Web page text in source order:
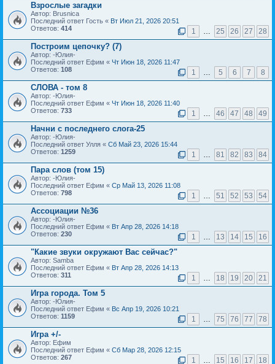
Взрослые загадки
Автор: Brusnica
Последний ответ Гость « Вт Июл 21, 2026 20:51
Ответов: 414 1 … 25 26 27 28
Построим цепочку? (7)
Автор: -Юлия-
Последний ответ Ефим « Чт Июн 18, 2026 11:47
Ответов: 108 1 … 5 6 7 8
СЛОВА - том 8
Автор: -Юлия-
Последний ответ Ефим « Чт Июн 18, 2026 11:40
Ответов: 733 1 … 46 47 48 49
Начни с последнего слога-25
Автор: -Юлия-
Последний ответ Улля « Сб Май 23, 2026 15:44
Ответов: 1259 1 … 81 82 83 84
Пара слов (том 15)
Автор: -Юлия-
Последний ответ Ефим « Ср Май 13, 2026 11:08
Ответов: 798 1 … 51 52 53 54
Ассоциации №36
Автор: -Юлия-
Последний ответ Ефим « Вт Апр 28, 2026 14:18
Ответов: 230 1 … 13 14 15 16
"Какие звуки окружают Вас сейчас?"
Автор: Samba
Последний ответ Ефим « Вт Апр 28, 2026 14:13
Ответов: 311 1 … 18 19 20 21
Игра города. Том 5
Автор: -Юлия-
Последний ответ Ефим « Вс Апр 19, 2026 10:21
Ответов: 1159 1 … 75 76 77 78
Игра +/-
Автор: Ефим
Последний ответ Ефим « Сб Мар 28, 2026 12:15
Ответов: 267 1 … 15 16 17 18